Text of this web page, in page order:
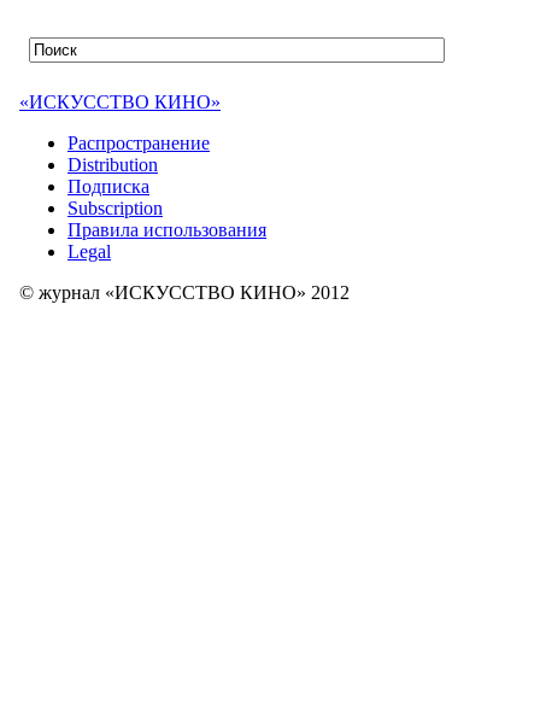
«ИСКУССТВО КИНО»
Распространение
Distribution
Подписка
Subscription
Правила использования
Legal
© журнал «ИСКУССТВО КИНО» 2012